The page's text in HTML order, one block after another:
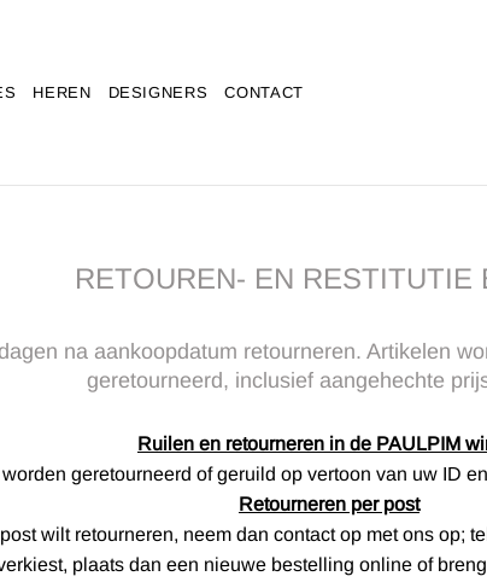
HEREN DESIGNERS CONTACT
RETOUREN- EN RESTITUTIE
na aankoopdatum retourneren. Artikelen
geretourneerd, inclusief aangehechte
Ruilen en retourneren in de PAULPIM
geretourneerd of geruild op vertoon van uw ID
Retourneren per post
wilt retourneren, neem dan contact op met ons op;
plaats dan een nieuwe bestelling online of